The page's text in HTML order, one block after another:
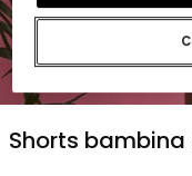
Shorts